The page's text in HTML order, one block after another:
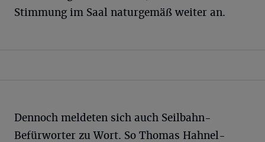
Stimmung im Saal naturgemäß weiter an.
Dennoch meldeten sich auch Seilbahn-
Befürworter zu Wort. So Thomas Hahnel-